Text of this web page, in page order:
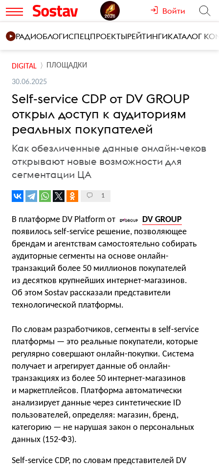
Войти
РАДИОБЛОГИСПЕЦПРОЕКТЫРЕЙТИНГИКАТАЛОГ
DIGITAL ПЛОЩАДКИ
30.06.2025
Self-service CDP от DV GROUP
открыл доступ к аудиториям
реальных покупателей
Как обезличенные данные онлайн-чеков
открывают новые возможности для
сегментации ЦА
1
В платформе DV Platform от
DV GROUP
появилось self-service решение, позволяющее
брендам и агентствам самостоятельно собирать
аудиторные сегменты на основе онлайн-
транзакций более 50 миллионов покупателей
из десятков крупнейших интернет-магазинов.
Об этом Sostav рассказали представители
технологической платформы.
По словам разработчиков, сегменты в self-service
платформы — это реальные покупатели, которые
регулярно совершают онлайн-покупки. Система
получает и агрегирует данные об онлайн-
транзакциях из более 50 интернет-магазинов
и маркетплейсов. Платформа автоматически
анализирует данные через синтетические ID
пользователей, определяя: магазин, бренд,
категорию — не нарушая закон о персональных
данных (152-ФЗ).
Self-service CDP, по словам представителей DV